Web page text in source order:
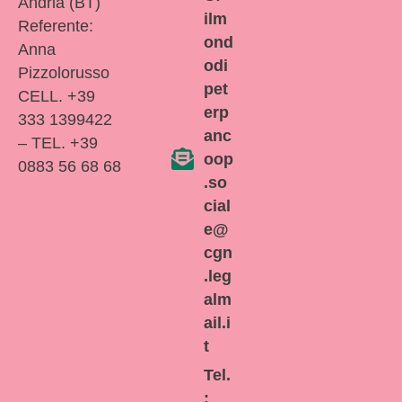
Referente:
Anna
Pizzolorusso
CELL. +39
333 1399422
– TEL. +39
0883 56 68 68
ilm
ond
odi
pet
erp
anc
oop
.so
cial
e@
cgn
.leg
alm
ail.i
t
Tel.
: